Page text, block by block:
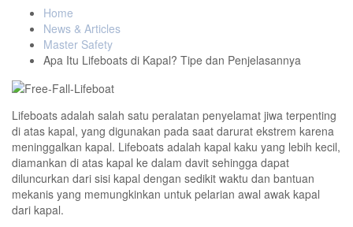
Home
News & Articles
Master Safety
Apa Itu Lifeboats di Kapal? Tipe dan Penjelasannya
Lifeboats adalah salah satu peralatan penyelamat jiwa terpenting
di atas kapal, yang digunakan pada saat darurat ekstrem karena
meninggalkan kapal. Lifeboats adalah kapal kaku yang lebih kecil,
diamankan di atas kapal ke dalam davit sehingga dapat
diluncurkan dari sisi kapal dengan sedikit waktu dan bantuan
mekanis yang memungkinkan untuk pelarian awal awak kapal
dari kapal.